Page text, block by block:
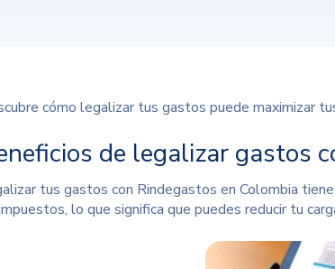
cómo legalizar tus gastos puede maximizar
de legalizar gastos
tus gastos con Rindegastos en Colombia
lo que significa que puedes reducir tu